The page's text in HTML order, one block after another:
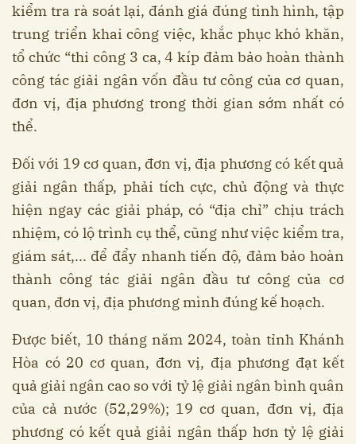
kiểm tra rà soát lại, đánh giá đúng tình hình, tập
trung triển khai công việc, khắc phục khó khăn,
tổ chức “thi công 3 ca, 4 kíp đảm bảo hoàn thành
công tác giải ngân vốn đầu tư công của cơ quan,
đơn vị, địa phương trong thời gian sớm nhất có
thể.
Đối với 19 cơ quan, đơn vị, địa phương có kết quả
giải ngân thấp, phải tích cực, chủ động và thực
hiện ngay các giải pháp, có “địa chỉ” chịu trách
nhiệm, có lộ trình cụ thể, cũng như việc kiểm tra,
giám sát,... để đẩy nhanh tiến độ, đảm bảo hoàn
thành công tác giải ngân đầu tư công của cơ
quan, đơn vị, địa phương mình đúng kế hoạch.
Được biết, 10 tháng năm 2024, toàn tỉnh Khánh
Hòa có 20 cơ quan, đơn vị, địa phương đạt kết
quả giải ngân cao so với tỷ lệ giải ngân bình quân
của cả nước (52,29%); 19 cơ quan, đơn vị, địa
phương có kết quả giải ngân thấp hơn tỷ lệ giải